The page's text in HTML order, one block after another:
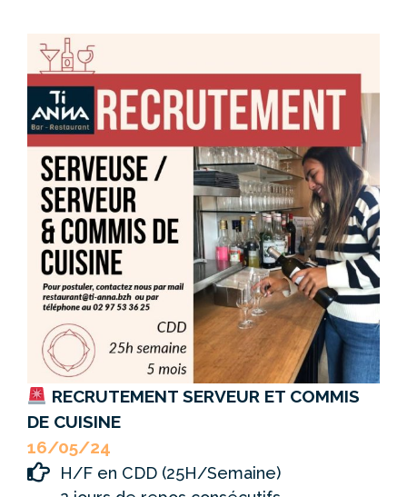
RECRUTEMENT SERVEUR ET COMMIS
DE CUISINE
16/05/24
H/F en CDD (25H/Semaine)